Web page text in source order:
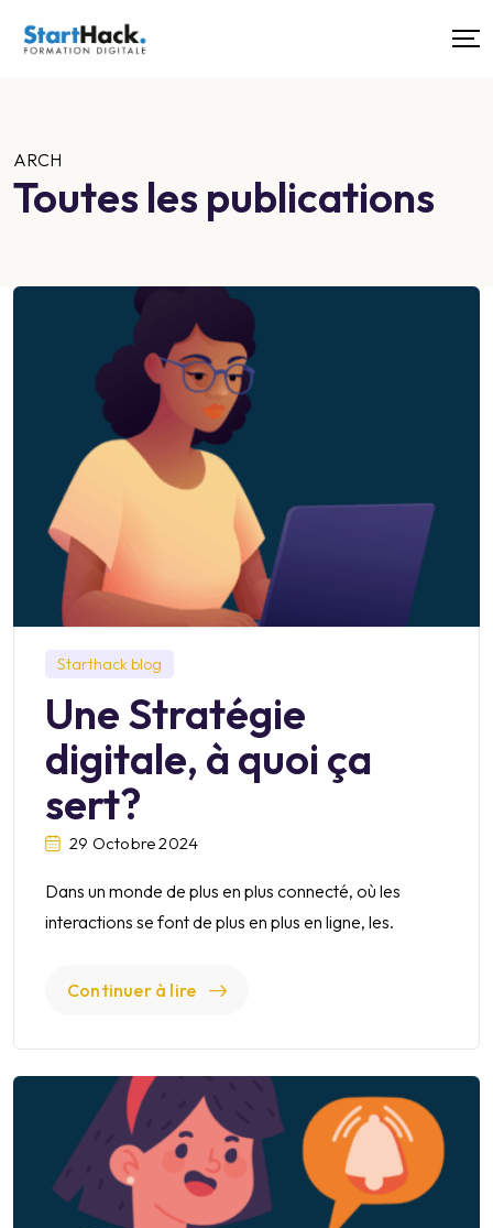
ARCH
Toutes les publications
Starthack blog
Une Stratégie
digitale, à quoi ça
sert?
29 Octobre 2024
Dans un monde de plus en plus connecté, où les
interactions se font de plus en plus en ligne, les.
Continuer à lire